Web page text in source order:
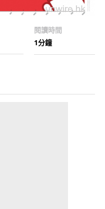
閱讀時間
1分鐘